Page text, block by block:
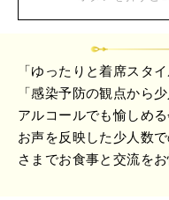
「ゆったりと着席スタ
「感染予防の観点から
アルコールでも愉しめ
お声を反映した少人数
さまでお食事と交流を